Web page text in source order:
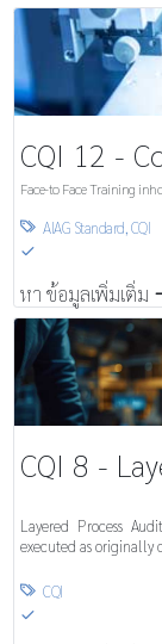
CQI 12 -
Face-to Face Training
 AIAG Standard,CQI
S
หา ข้อมูลเพิ่มเติ่ม
CQI 8 -
Layered Process
executed as originally
 CQI
S